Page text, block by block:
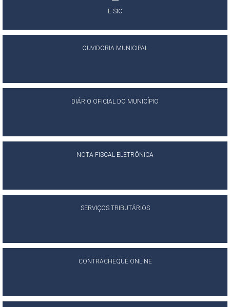
E-SIC
OUVIDORIA MUNICIPAL
DIÁRIO OFICIAL DO MUNICÍPIO
NOTA FISCAL ELETRÔNICA
SERVIÇOS TRIBUTÁRIOS
CONTRACHEQUE ONLINE